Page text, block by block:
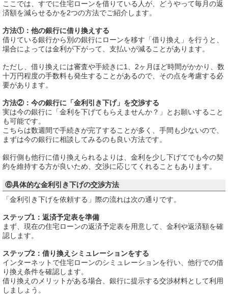
ここでは、すでに住宅ローンを借りている人が、どうやって毎月の返
済額を減らせるかを2つの方法でご紹介します。
方法①：他の銀行に借り換えする
借りている銀行から別の銀行にローンを移す「借り換え」を行うと、
場合によっては金利が下がって、支払いが減ることがあります。
ただし、借り換えには審査や手続きに1、2ヶ月ほど時間がかかり、数
十万円程度の手数料も発生することがあるので、その点を考慮する必
要があります。
方法②：今の銀行に「金利引き下げ」を交渉する
実は今の銀行に「金利を下げてもらえませんか？」とお願いすること
も可能です。
こちらは数週間で手続きが完了することが多く、手間も少ないので、
まずは今の銀行に相談してみるのも良い方法です。
銀行側も他行に借り換えられるよりは、金利を少し下げてでも今の契
約を維持する方が良いため、交渉に応じてくれることもあります。
⑥具体的な金利引き下げの交渉方法
「金利引き下げを依頼する」際の流れは次の通りです。
ステップ1：返済予定表を準備
まず、現在の住宅ローンの返済予定表を用意して、金利や返済額を確
認します。
ステップ2：借り換えシミュレーションをする
インターネットで住宅ローンのシミュレーションを行い、他行での借
り換え条件を確認します。
借り換えのメリットがある場合、銀行に提示する交渉材料として利用
しましょう。